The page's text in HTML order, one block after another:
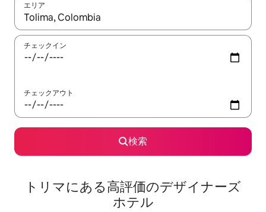
エリア
検索結果が表示されたら、上下の矢印キーを使って移動するか
チェックイン
チェックアウト
検索
トリマにある高⁠評⁠価⁠のデ⁠ザ⁠イ⁠ナ⁠ー⁠ズ
ホ⁠テ⁠ル